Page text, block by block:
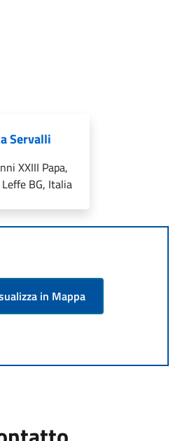
Servalli
XXIII Papa,
BG, Italia
in Mappa